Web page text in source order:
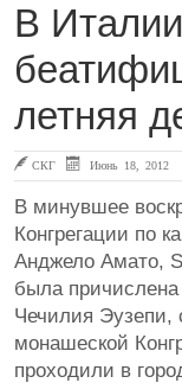
В Италии
летняя
СКГ Июнь 18, 2012
В минувшее
Конгрегации по
Анджело Амато,
была
Чечилия Эузепи,
монашеской
проходили в